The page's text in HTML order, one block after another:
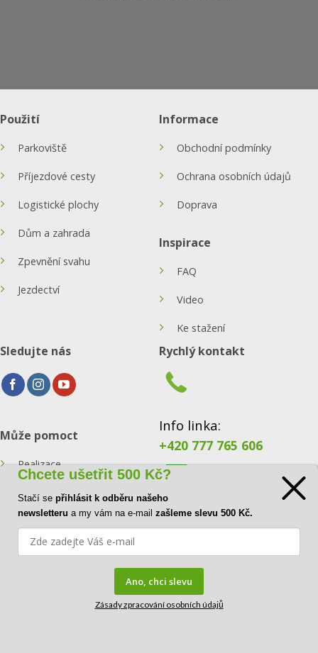
Použití
Parkoviště
Příjezdové cesty
Logistické plochy
Dům a zahrada
Zpevnění svahu
Jezdectví
Informace
Obchodní podmínky
Ochrana osobních údajů
Doprava
Inspirace
FAQ
Video
Ke stažení
Sledujte nás
Může pomoct
Realizace
Konfigurátor
Kontakt
Rychlý kontakt
Info linka:
+420 777 765 606
E-mail:
Chcete ušetřit 500 Kč?
Stačí se přihlásit k odběru našeho
newsletteru a my vám na e-mail zašleme slevu 500 Kč.
Ano, chci slevu
Zásady zpracování osobních údajů